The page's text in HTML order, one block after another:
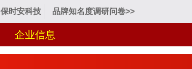
保时安科技 品牌知名度调研问卷>>
企业信息